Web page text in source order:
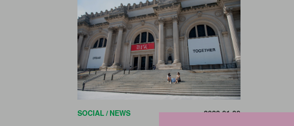
SOCIAL NEWS 2023.01.30